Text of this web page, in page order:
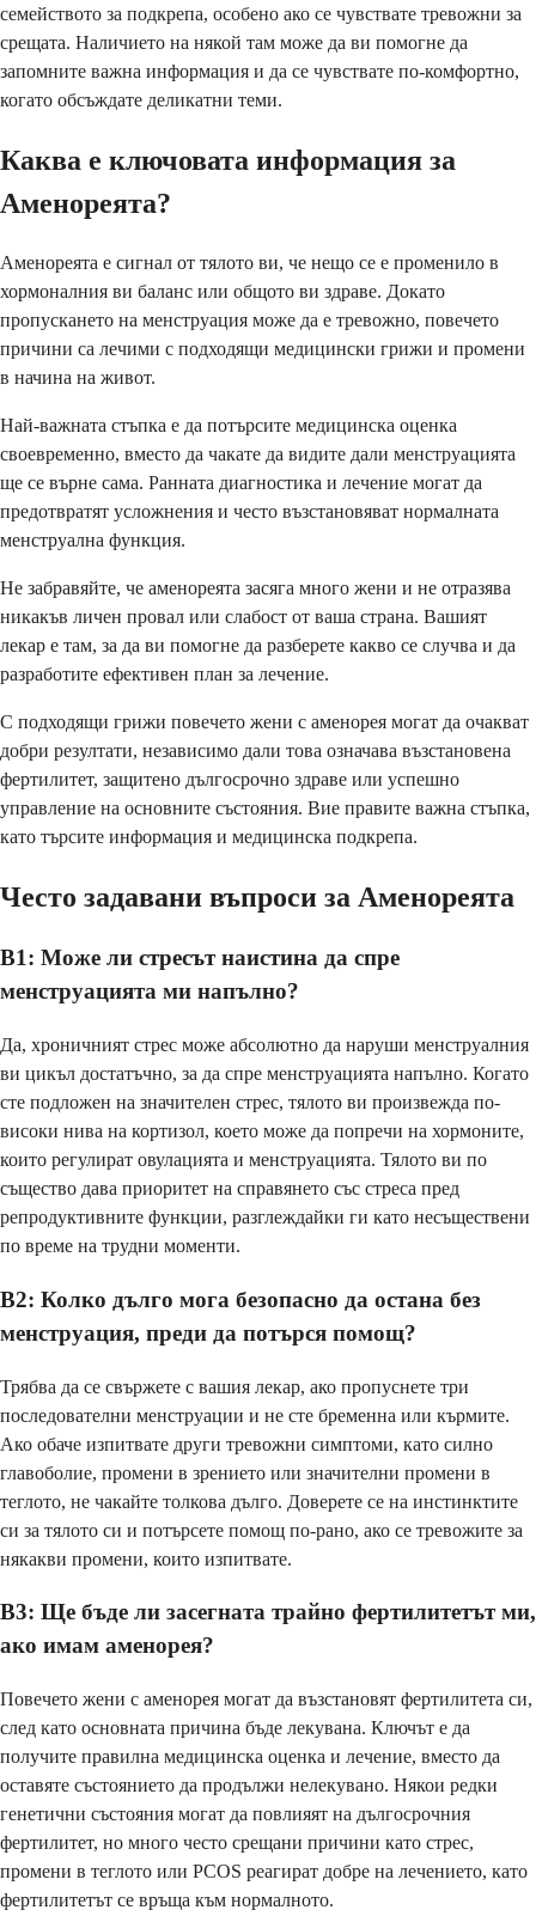
семейството за подкрепа, особено ако се чувствате тревожни за
срещата. Наличието на някой там може да ви помогне да
запомните важна информация и да се чувствате по-комфортно,
когато обсъждате деликатни теми.
Каква е ключовата информация за
Аменореята?
Аменореята е сигнал от тялото ви, че нещо се е променило в
хормоналния ви баланс или общото ви здраве. Докато
пропускането на менструация може да е тревожно, повечето
причини са лечими с подходящи медицински грижи и промени
в начина на живот.
Най-важната стъпка е да потърсите медицинска оценка
своевременно, вместо да чакате да видите дали менструацията
ще се върне сама. Ранната диагностика и лечение могат да
предотвратят усложнения и често възстановяват нормалната
менструална функция.
Не забравяйте, че аменореята засяга много жени и не отразява
никакъв личен провал или слабост от ваша страна. Вашият
лекар е там, за да ви помогне да разберете какво се случва и да
разработите ефективен план за лечение.
С подходящи грижи повечето жени с аменорея могат да очакват
добри резултати, независимо дали това означава възстановена
фертилитет, защитено дългосрочно здраве или успешно
управление на основните състояния. Вие правите важна стъпка,
като търсите информация и медицинска подкрепа.
Често задавани въпроси за Аменореята
В1: Може ли стресът наистина да спре
менструацията ми напълно?
Да, хроничният стрес може абсолютно да наруши менструалния
ви цикъл достатъчно, за да спре менструацията напълно. Когато
сте подложен на значителен стрес, тялото ви произвежда по-
високи нива на кортизол, което може да попречи на хормоните,
които регулират овулацията и менструацията. Тялото ви по
същество дава приоритет на справянето със стреса пред
репродуктивните функции, разглеждайки ги като несъществени
по време на трудни моменти.
В2: Колко дълго мога безопасно да остана без
менструация, преди да потърся помощ?
Трябва да се свържете с вашия лекар, ако пропуснете три
последователни менструации и не сте бременна или кърмите.
Ако обаче изпитвате други тревожни симптоми, като силно
главоболие, промени в зрението или значителни промени в
теглото, не чакайте толкова дълго. Доверете се на инстинктите
си за тялото си и потърсете помощ по-рано, ако се тревожите за
някакви промени, които изпитвате.
В3: Ще бъде ли засегната трайно фертилитетът ми,
ако имам аменорея?
Повечето жени с аменорея могат да възстановят фертилитета си,
след като основната причина бъде лекувана. Ключът е да
получите правилна медицинска оценка и лечение, вместо да
оставяте състоянието да продължи нелекувано. Някои редки
генетични състояния могат да повлияят на дългосрочния
фертилитет, но много често срещани причини като стрес,
промени в теглото или PCOS реагират добре на лечението, като
фертилитетът се връща към нормалното.